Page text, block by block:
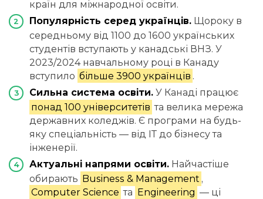
країн для міжнародної освіти.
Популярність серед українців. Щороку в
середньому від 1100 до 1600 українських
студентів вступають у канадські ВНЗ. У
2023/2024 навчальному році в Канаду
вступило більше 3900 українців .
Сильна система освіти. У Канаді працює
понад 100 університетів та велика мережа
державних коледжів. Є програми на будь-
яку спеціальність — від ІТ до бізнесу та
інженерії.
Актуальні напрями освіти. Найчастіше
обирають Business & Management ,
Computer Science та Engineering — ці